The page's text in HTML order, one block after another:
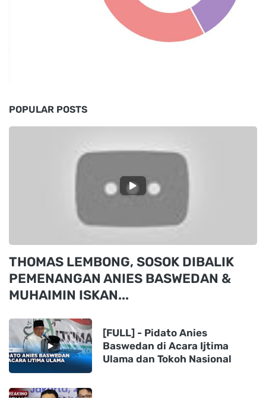
POPULAR POSTS
THOMAS LEMBONG, SOSOK DIBALIK
PEMENANGAN ANIES BASWEDAN &
MUHAIMIN ISKAN...
[FULL] - Pidato Anies
Baswedan di Acara Ijtima
Ulama dan Tokoh Nasional